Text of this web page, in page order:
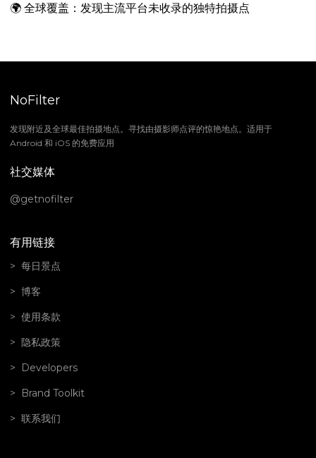
🌍 全球覆盖：发现主流平台未收录的独特拍摄点
NoFilter
发现附近及全球最佳拍摄地点。寻找由摄影师点评的惊艳地点。适用于
Android 和 iOS 的免费应用
社交媒体
@getnofilter
有用链接
每日景点
博客
使用条款
隐私政策
Developers
Brand Toolkit
联系我们